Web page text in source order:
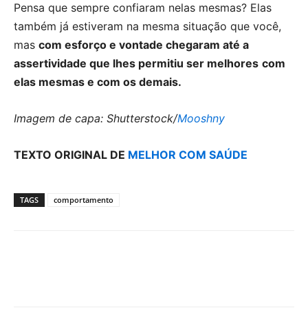
Pensa que sempre confiaram nelas mesmas? Elas
também já estiveram na mesma situação que você,
mas com esforço e vontade chegaram até a
assertividade que lhes permitiu ser melhores com
elas mesmas e com os demais.
Imagem de capa: Shutterstock/Mooshny
TEXTO ORIGINAL DE MELHOR COM SAÚDE
TAGS comportamento